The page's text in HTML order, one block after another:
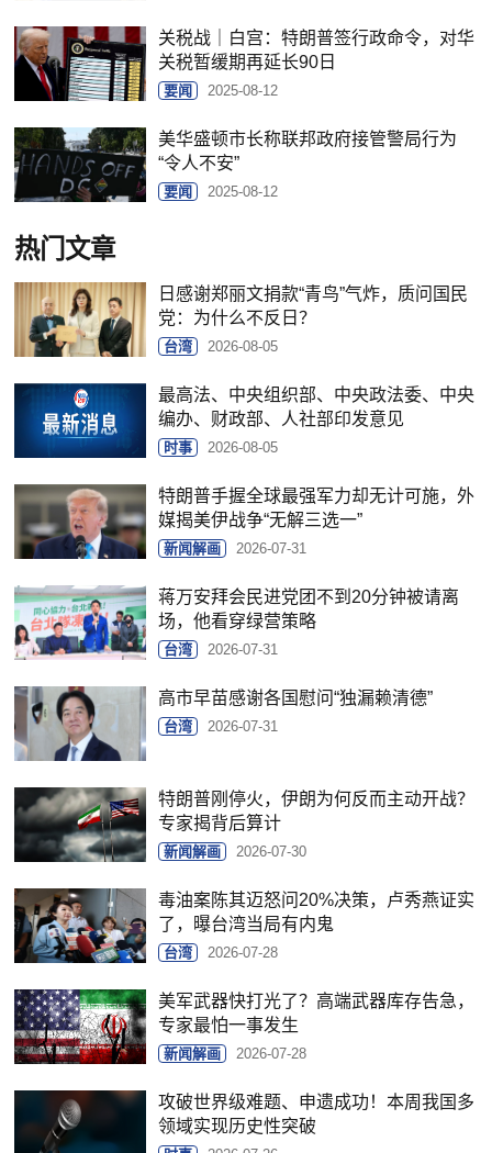
关税战｜白宫：特朗普签行政命令，对华
关税暂缓期再延长90日
要闻 2025-08-12
美华盛顿市长称联邦政府接管警局行为
“令人不安”
要闻 2025-08-12
热门文章
日感谢郑丽文捐款“青鸟”气炸，质问国民
党：为什么不反日？
台湾 2026-08-05
最高法、中央组织部、中央政法委、中央
编办、财政部、人社部印发意见
时事 2026-08-05
特朗普手握全球最强军力却无计可施，外
媒揭美伊战争“无解三选一”
新闻解画 2026-07-31
蒋万安拜会民进党团不到20分钟被请离
场，他看穿绿营策略
台湾 2026-07-31
高市早苗感谢各国慰问“独漏赖清德”
台湾 2026-07-31
特朗普刚停火，伊朗为何反而主动开战？
专家揭背后算计
新闻解画 2026-07-30
毒油案陈其迈怒问20%决策，卢秀燕证实
了，曝台湾当局有内鬼
台湾 2026-07-28
美军武器快打光了？高端武器库存告急，
专家最怕一事发生
新闻解画 2026-07-28
攻破世界级难题、申遗成功！本周我国多
领域实现历史性突破